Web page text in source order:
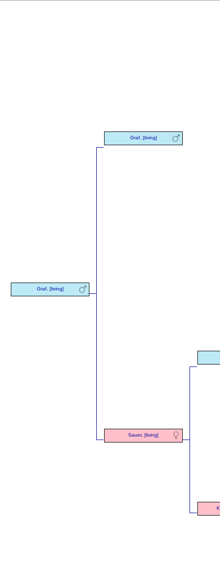
Graf, [living]
Graf, [living]
Sauer, [living]